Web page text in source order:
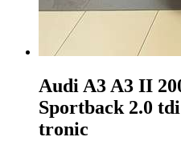
Audi A3 A3 II
Sportback 2.0
tronic